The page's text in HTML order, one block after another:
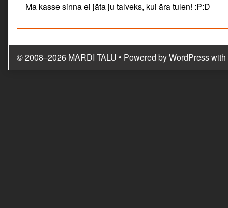
Mardi
published
on
Ma kasse sinna ei jäta ju talveks, kui ära tulen! :P:D
© 2008–2026 MARDI TALU • Powered byWordPresswith